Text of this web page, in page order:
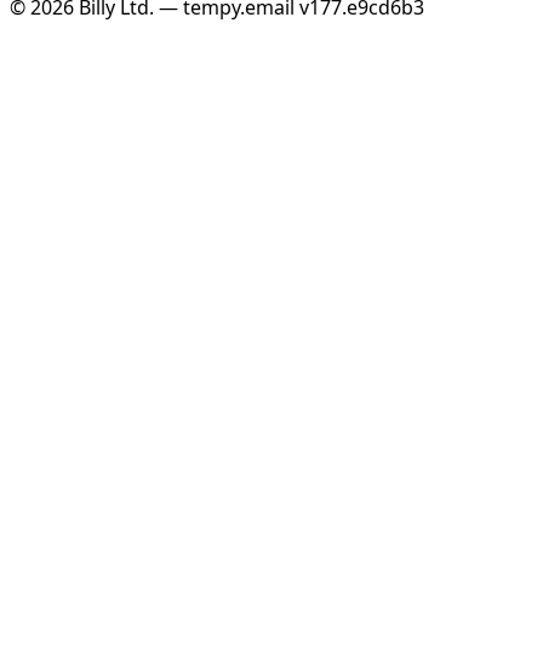
© 2026 Billy Ltd. — tempy.email v177.e9cd6b3